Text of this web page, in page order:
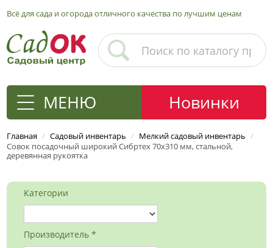
Всё для сада и огорода отличного качества по лучшим ценам
МЕНЮ Новинки
Главная / Садовый инвентарь / Мелкий садовый инвентарь /
Совок посадочный широкий Сибртех 70х310 мм, стальной,
деревянная рукоятка
Категории
Производитель *